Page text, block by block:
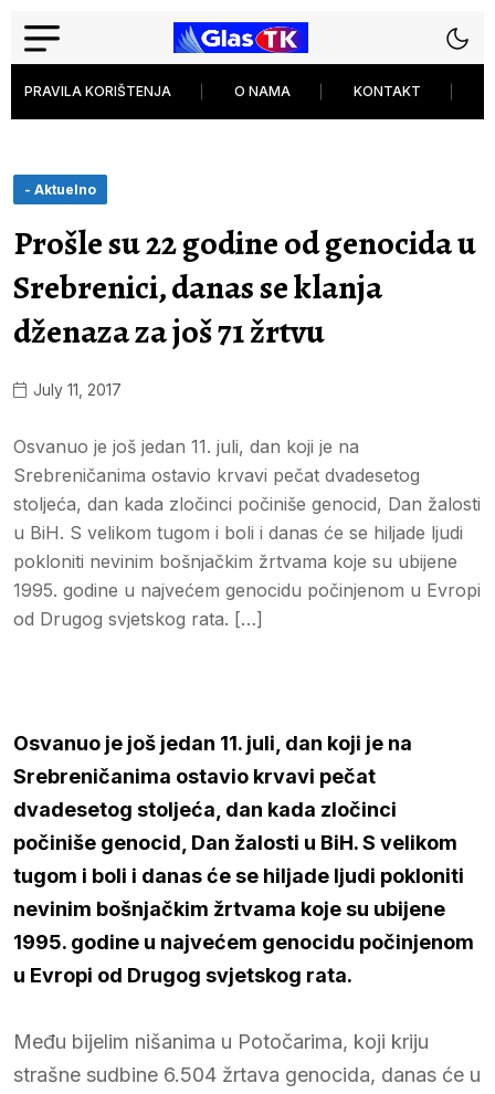
PRAVILA KORIŠTENJA O NAMA KONTAKT
- Aktuelno
Prošle su 22 godine od genocida u
Srebrenici, danas se klanja
dženaza za još 71 žrtvu
July 11, 2017
Osvanuo je još jedan 11. juli, dan koji je na
Srebreničanima ostavio krvavi pečat dvadesetog
stoljeća, dan kada zločinci počiniše genocid, Dan žalosti
u BiH. S velikom tugom i boli i danas će se hiljade ljudi
pokloniti nevinim bošnjačkim žrtvama koje su ubijene
1995. godine u najvećem genocidu počinjenom u Evropi
od Drugog svjetskog rata. […]
Osvanuo je još jedan 11. juli, dan koji je na
Srebreničanima ostavio krvavi pečat
dvadesetog stoljeća, dan kada zločinci
počiniše genocid, Dan žalosti u BiH. S velikom
tugom i boli i danas će se hiljade ljudi pokloniti
nevinim bošnjačkim žrtvama koje su ubijene
1995. godine u najvećem genocidu počinjenom
u Evropi od Drugog svjetskog rata.
Među bijelim nišanima u Potočarima, koji kriju
strašne sudbine 6.504 žrtava genocida, danas će u